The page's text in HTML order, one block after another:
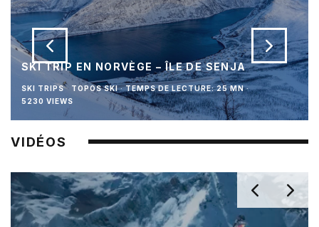
SKI TRIP EN NORVÈGE – ÎLE DE SENJA
SKI TRIPS TOPOS SKI · TEMPS DE LECTURE: 25 MN ·
5230 VIEWS
VIDÉOS